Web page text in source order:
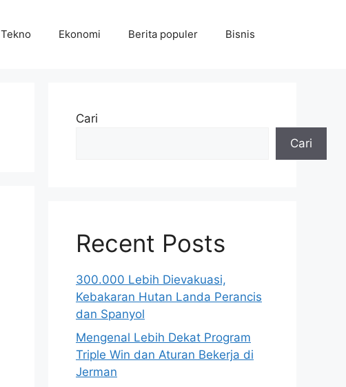
Tekno Ekonomi Berita populer Bisnis
Cari
Cari
Recent Posts
300.000 Lebih Dievakuasi,
Kebakaran Hutan Landa Perancis
dan Spanyol
Mengenal Lebih Dekat Program
Triple Win dan Aturan Bekerja di
Jerman